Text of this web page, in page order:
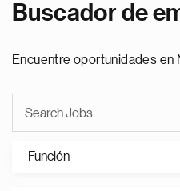
Buscador de
Encuentre oportunidades en
Función